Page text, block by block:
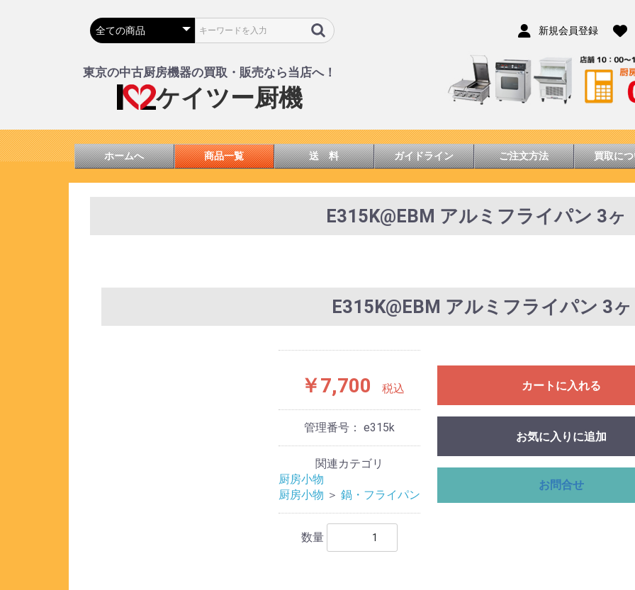
新規会員登録
東京の中古厨房機器の買取・販売なら当店へ！
ケイツー厨機
ホームへ 商品一覧 送 料 ガイドライン ご注文方法 買取に
E315K@EBM アルミフライパン 3ヶ
E315K@EBM アルミフライパン 3ヶ
￥7,700 税込
管理番号： e315k
関連カテゴリ
厨房小物
厨房小物 ＞ 鍋・フライパン
数量
カートに入れる
お気に入りに追加
お問合せ